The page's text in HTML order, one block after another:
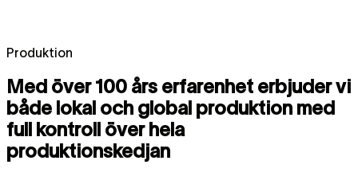
Produktion
Med över 100 års erfarenhet erbjuder vi
både lokal och global produktion med
full kontroll över hela
produktionskedjan